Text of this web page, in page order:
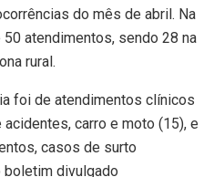
do mês de abril. Na
atendimentos, sendo 28 na
rural.
foi de atendimentos clínicos
carro e moto (15), e
casos de surto
boletim divulgado